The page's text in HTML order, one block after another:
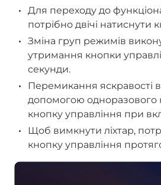
Для переходу до
потрібно двічі натиснути
Зміна груп режимів
утримання кнопки
секунди.
Перемикання яскравості
допомогою одноразового
кнопку управління при
Щоб вимкнути ліхтар,
кнопку управління